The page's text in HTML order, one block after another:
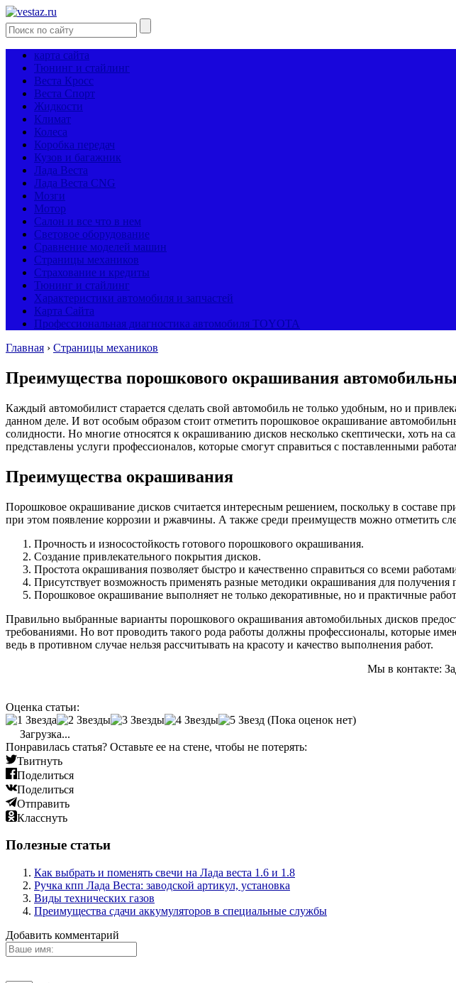
карта сайта
Тюнинг и стайлинг
Веста Кросс
Веста Спорт
Жидкости
Климат
Колеса
Коробка передач
Кузов и багажник
Лада Веста
Лада Веста CNG
Мозги
Мотор
Салон и все что в нем
Световое оборудование
Сравнение моделей машин
Страницы механиков
Страхование и кредиты
Тюнинг и стайлинг
Характеристики автомобиля и запчастей
Карта Сайта
Профессиональная диагностика автомобиля TOYOTA
Главная › Страницы механиков
Преимущества порошкового окрашивания
Каждый автомобилист старается сделать свой автомобиль не только удобным, но и
данном деле. И вот особым образом стоит отметить порошковое окрашивание
солидности. Но многие относятся к окрашиванию дисков несколько скептически, хоть на
представлены услуги профессионалов, которые смогут справиться с поставленными
Преимущества окрашивания
Порошковое окрашивание дисков считается интересным решением, поскольку в составе
при этом появление коррозии и ржавчины. А также среди преимуществ можно отметить
Прочность и износостойкость готового порошкового окрашивания.
Создание привлекательного покрытия дисков.
Простота окрашивания позволяет быстро и качественно справиться со всеми
Присутствует возможность применять разные методики окрашивания для
Порошковое окрашивание выполняет не только декоративные, но и практичные
Правильно выбранные варианты порошкового окрашивания автомобильных дисков
требованиями. Но вот проводить такого рода работы должны профессионалы, которые
ведь в противном случае нельзя рассчитывать на красоту и качество выполнения работ.
Мы в контакте:
Оценка статьи:
(Пока оценок нет)
Загрузка...
Понравилась статья? Оставьте ее на стене, чтобы не потерять:
Твитнуть
Поделиться
Поделиться
Отправить
Класснуть
Полезные статьи
Как выбрать и поменять свечи на Лада веста 1.6 и 1.8
Ручка кпп Лада Веста: заводской артикул, установка
Виды технических газов
Преимущества сдачи аккумуляторов в специальные службы
Добавить комментарий